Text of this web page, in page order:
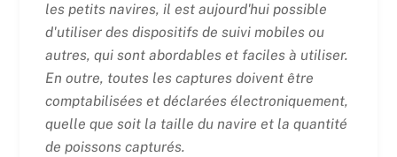
les petits navires, il est aujourd'hui possible
d'utiliser des dispositifs de suivi mobiles ou
autres, qui sont abordables et faciles à utiliser.
En outre, toutes les captures doivent être
comptabilisées et déclarées électroniquement,
quelle que soit la taille du navire et la quantité
de poissons capturés.